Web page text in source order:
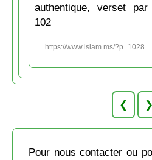
authentique, verset
102
https://www.islam.ms/?p=1028
❮ ❯
Pour nous contacter ou